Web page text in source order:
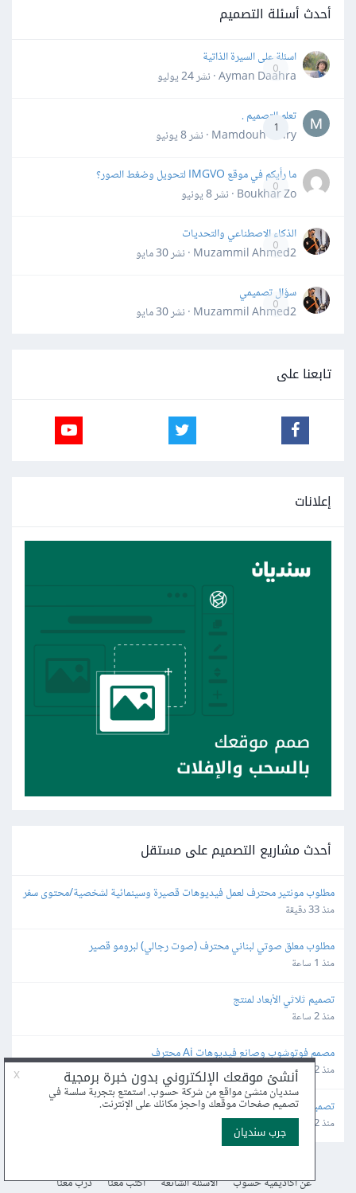
أحدث أسئلة التصميم
0
اسئلة على السيرة الذاتية
Ayman Daahra · نشر
24 يوليو
1
تعلم التصميم .
Mamdouh Khiry · نشر
8 يونيو
0
ما رأيكم في موقع IMGVO لتحويل وضغط الصور؟
Boukhar Zo · نشر
8 يونيو
0
الذكاء الاصطناعي والتحديات
Muzammil Ahmed2 · نشر
30 مايو
0
سؤال تصميمي
Muzammil Ahmed2 · نشر
30 مايو
تابعنا على
إعلانات
أحدث مشاريع التصميم على مستقل
مطلوب مونتير محترف لعمل فيديوهات قصيرة وسينمائية لشخصية/محتوى سفر
منذ 33 دقيقة
مطلوب معلق صوتي لبناني محترف (صوت رجالي) لبرومو قصير
منذ 1 ساعة
تصميم ثلاثي الأبعاد لمنتج
منذ 2 ساعة
مصمم فوتوشوب وصانع فيديوهات Ai محترف
منذ 2 ساعة
تصميم صورتين احتفال المنشأة باليوم الوطني
منذ 2 ساعة
عن أكاديمية حسوب الأسئلة الشائعة اكتب معنا درّب معنا